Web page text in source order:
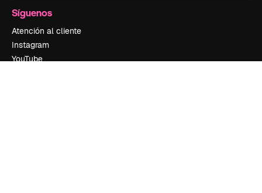
Síguenos
Atención al cliente
Instagram
YouTube